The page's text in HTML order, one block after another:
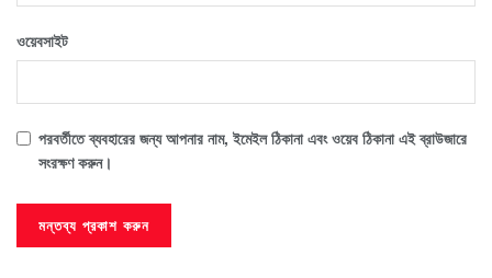
ওয়েবসাইট
পরবর্তীতে ব্যবহারের জন্য আপনার নাম, ইমেইল ঠিকানা এবং ওয়েব ঠিকানা এই ব্রাউজারে
সংরক্ষণ করুন।